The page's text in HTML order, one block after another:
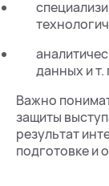
данных и т.
Важно
защиты
результат
подготовке и